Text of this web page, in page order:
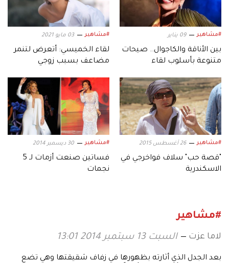
#مشاهير 09 يناير
بين الأناقة والكاجوال.. صيحات
متنوعة بأسلوب لقاء
#مشاهير 03 مايو 2021
لقاء الخميسي: أتعرض لتنمر
مضاعف بسبب زوجي
#مشاهير 26 أغسطس 2015
"قصة حب" سلاف فواخرجي في
الاسكندرية
#مشاهير 30 ديسمبر 2014
فساتين صنعت أزمات لـ 5
نجمات
#مشاهير
لاما عزت السبت 13 سبتمبر 2014 13:01
بعد الجدل الذي أثارته بظهورها في زفاف شقيقتها وهي تضع